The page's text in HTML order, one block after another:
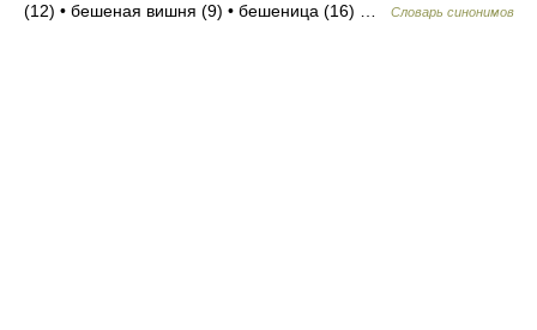
(12) • бешеная вишня (9) • бешеница (16) …
Словарь синонимов